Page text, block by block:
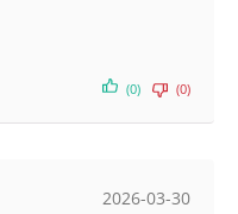
(0) (0)
2026-03-30